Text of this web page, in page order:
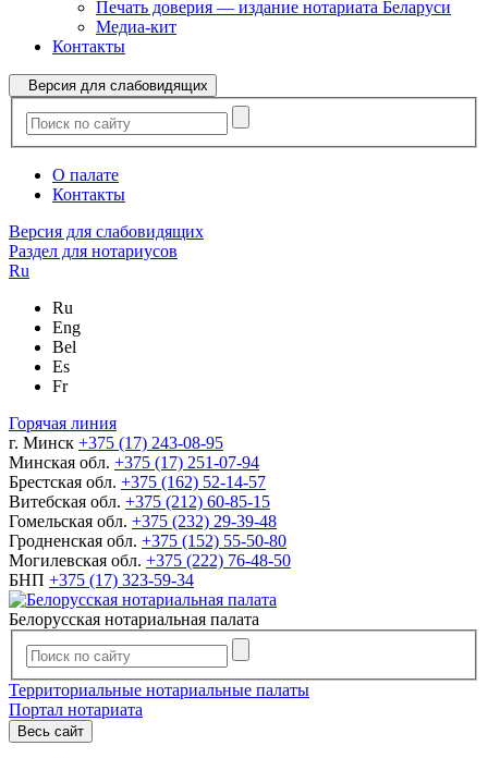
Печать доверия — издание нотариата Беларуси
Медиа-кит
Контакты
Версия для слабовидящих
О палате
Контакты
Версия для слабовидящих
Раздел для нотариусов
Ru
Ru
Eng
Bel
Es
Fr
Горячая линия
г. Минск +375 (17) 243-08-95
Минская обл. +375 (17) 251-07-94
Брестская обл. +375 (162) 52-14-57
Витебская обл. +375 (212) 60-85-15
Гомельская обл. +375 (232) 29-39-48
Гродненская обл. +375 (152) 55-50-80
Могилевская обл. +375 (222) 76-48-50
БНП +375 (17) 323-59-34
Белорусская нотариальная палата
Территориальные нотариальные палаты
Портал нотариата
Весь сайт